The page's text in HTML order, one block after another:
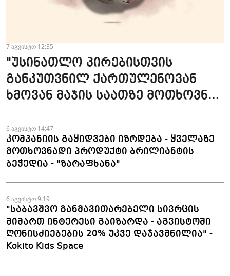
7 აგვისტო 12:35
"უსინათლო პირებისთვის
განკუთვნილ ქართულენოვან
ხმოვან მაჯის საათზე მოთხოვნა
6 აგვისტო 14:47
კომპანიის გაყიდვები იზრდება - ყველაზე
მოთხოვნადი პროდუქტი ბრილიანტის
ბეჭედია - "ზარაფხანა"
6 აგვისტო 9:19
"საბავშვო განმავითარებელი სივრცის
მიმართ ინტერესი გაიზარდა - აგვისტოში
ღონისძიებების 20% უკვე დაჯავშნილია" -
Kokito Kids Space